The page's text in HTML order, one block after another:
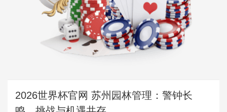
2026世界杯官网 苏州园林管理：警钟长